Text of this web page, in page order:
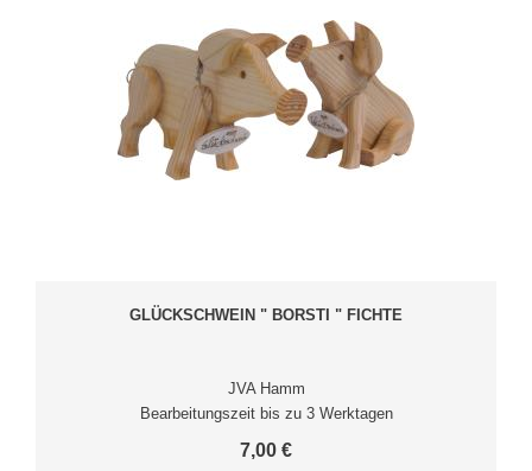
GLÜCKSCHWEIN " BORSTI " FICHTE
JVA Hamm
Bearbeitungszeit bis zu 3 Werktagen
7,00 €